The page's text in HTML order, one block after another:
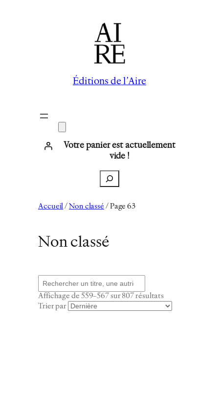
Éditions de l’Aire
Votre panier est actuellement
vide !
Recherche
Accueil /Non classé / Page 63
Non classé
Recherche
Affichage de 559–567 sur 807 résultatsTrié
du
Trier par